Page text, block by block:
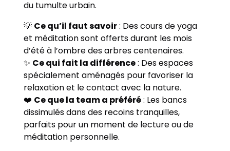
du tumulte urbain.
💡 Ce qu’il faut savoir: Des cours de yoga
et méditation sont offerts durant les mois
d’été à l’ombre des arbres centenaires.
✨ Ce qui fait la différence: Des espaces
spécialement aménagés pour favoriser la
relaxation et le contact avec la nature.
❤️ Ce que la team a préféré: Les bancs
dissimulés dans des recoins tranquilles,
parfaits pour un moment de lecture ou de
méditation personnelle.